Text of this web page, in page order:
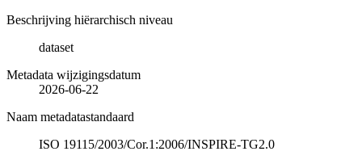
Beschrijving hiërarchisch niveau
dataset
Metadata wijzigingsdatum
2026-06-22
Naam metadatastandaard
ISO 19115/2003/Cor.1:2006/INSPIRE-TG2.0